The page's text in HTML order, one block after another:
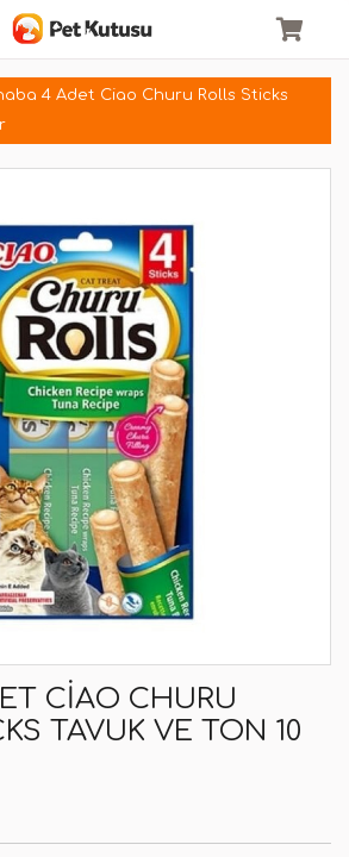
4 Adet Ciao Churu Rolls Sticks
CIAO CHURU
TAVUK VE TON 10